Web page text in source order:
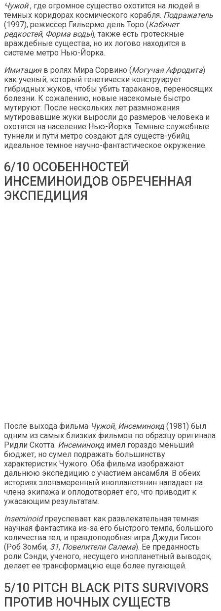
Чужой, где огромное существо охотится на людей в
темных коридорах космического корабля. Подражатель
(1997), режиссер Гильермо дель Торо (Кабинет
редкостей, Форма воды), также есть гротескные
враждебные существа, но их логово находится в
системе метро Нью-Йорка.
Имитация в ролях Мира Сорвино (Могучая Афродита)
как ученый, который генетически конструирует
гибридных жуков, чтобы убить тараканов, переносящих
болезни. К сожалению, новые насекомые быстро
мутируют. После нескольких лет размножения
мутировавшие жуки выросли до размеров человека и
охотятся на население Нью-Йорка. Темные служебные
туннели и пути метро создают для существ-убийц
идеальное темное научно-фантастическое окружение.
6/10 ОСОБЕННОСТЕЙ
ИНСЕМИНОИДОВ ОБРЕЧЕННАЯ
ЭКСПЕДИЦИЯ
После выхода фильма Чужой, Инсеминоид (1981) был
одним из самых близких фильмов по образцу оригинала
Ридли Скотта. Инсеминоид имел гораздо меньший
бюджет, но сумел подражать большинству
характеристик Чужого. Оба фильма изображают
дальнюю экспедицию с участием ансамбля. В обеих
историях злонамеренный инопланетянин нападает на
члена экипажа и оплодотворяет его, что приводит к
ужасающим результатам.
Inseminoidпреуспевает как развлекательная темная
научная фантастика из-за его быстрого темпа, большого
количества тел, и правдоподобная игра Джуди Гисон
(Роб Зомби, 31, Повелители Салема). Ее преданность
роли Сэнди, ученого, несущего инопланетный выводок,
делает ее трансформацию еще более пугающей.
5/10 PITCH BLACK PITS SURVIVORS
ПРОТИВ НОЧНЫХ СУЩЕСТВ